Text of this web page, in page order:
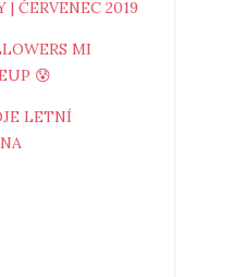
| ČERVENEC 2019
MI
😰
LETNÍ